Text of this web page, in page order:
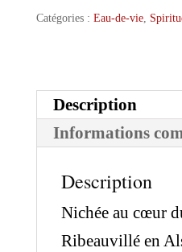
Marc
Catégories : Eau-de-vie,
Description
Informations
Description
Nichée au cœur
Ribeauvillé en